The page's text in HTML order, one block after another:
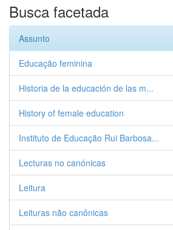
Busca facetada
Assunto
Educação feminina
Historia de la educación de las m...
History of female education
Instituto de Educação Rui Barbosa...
Lecturas no canónicas
Leitura
Leituras não canônicas